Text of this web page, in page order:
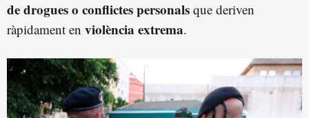
de drogues o conflictes personals que deriven
ràpidament en violència extrema.